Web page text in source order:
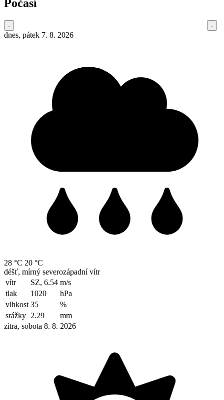
Počasí
dnes, pátek 7. 8. 2026
28 °C 20 °C
déšť, mírný severozápadní vítr
vítr
SZ, 6.54 m/s
tlak
1020
hPa
vlhkost 35
%
srážky 2.29
mm
zítra, sobota 8. 8. 2026